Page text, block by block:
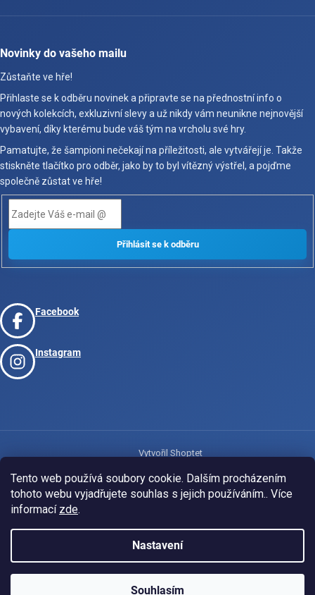
Tento web používá soubory cookie. Dalším procházením
tohoto webu vyjadřujete souhlas s jejich používáním.. Více
informací zde.
Nastavení
Souhlasím
Novinky do vašeho mailu
Zůstaňte ve hře!
Přihlaste se k odběru novinek a připravte se na přednostní info o
nových kolekcích, exkluzivní slevy a už nikdy vám neunikne nejnovější
vybavení, díky kterému bude váš tým na vrcholu své hry.
Pamatujte, že šampioni nečekají na příležitosti, ale vytvářejí je. Takže
stiskněte tlačítko pro odběr, jako by to byl vítězný výstřel, a pojďme
společně zůstat ve hře!
Facebook
Instagram
Vytvořil Shoptet
Copyright 2026www.josport.cz. Všechna práva vyhrazena.